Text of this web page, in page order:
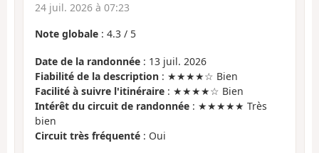
24 juil. 2026 à 07:23
Note globale : 4.3 / 5
Date de la randonnée : 13 juil. 2026
Fiabilité de la description : ★★★★☆ Bien
Facilité à suivre l'itinéraire : ★★★★☆ Bien
Intérêt du circuit de randonnée : ★★★★★ Très
bien
Circuit très fréquenté : Oui